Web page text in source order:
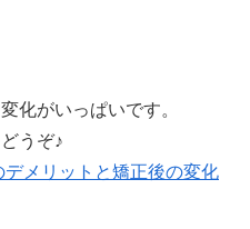
化がいっぱいです。
うぞ♪
メリットと矯正後の変化